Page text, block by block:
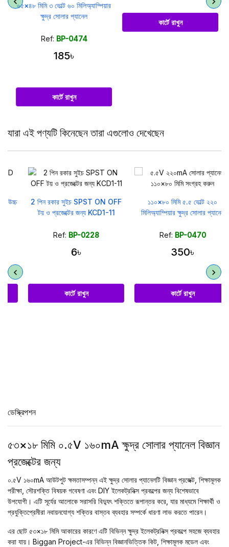
৬৫×৪৮ মিমি ৩ ভোল্ট ৬০ মিলিঅ্যাম্পিয়ার
ক্ষুদ্র সোলার প্যানেল
Ref: BP-0474
185৳
কার্টে রাখুন
কার্টে রাখুন
যারা এই পণ্যটি কিনেছেন তারা এগুলোও দেখেছেন
2 পিন রকার সুইচ SPST ON OFF
টয় ও প্রজেক্টের জন্য KCD1-11
BP-0228
কার্টে রাখুন
১১০×৮০ মিমি ৫.৫ ভোল্ট ২২০
মিলিঅ্যাম্পিয়ার ক্ষুদ্র সোলার প্যানেল
BP-0470
350৳
কার্টে রাখুন
ডেস্ক্রিপশন
৫৩×১৮ মিমি ০.৫V ১৬০mA ক্ষুদ্র সোলার প্যানেল বিজ্ঞান
প্রজেক্টের জন্য
০.৫V ১৬০mA আউটপুট ক্ষমতাসম্পন্ন এই ক্ষুদ্র সোলার প্যানেলটি বিজ্ঞান প্রজেক্ট, শিক্ষামূলক
পরীক্ষা, সৌরশক্তি বিষয়ক গবেষণা এবং DIY ইলেকট্রনিক্স প্রকল্পের জন্য বিশেষভাবে
উপযোগী। এটি সূর্যের আলোকে সরাসরি বিদ্যুৎ শক্তিতে রূপান্তর করে, যার মাধ্যমে শিক্ষার্থী ও
প্রযুক্তিপ্রেমীরা নবায়নযোগ্য শক্তির বাস্তব ব্যবহার সম্পর্কে ধারণা লাভ করতে পারেন।
এর ছোট ৫৩×১৮ মিমি আকারের কারণে এটি বিভিন্ন ক্ষুদ্র ইলেকট্রনিক্স প্রকল্পে সহজে ব্যবহার
করা যায়। Biggan Project-এর বিভিন্ন বিজ্ঞানভিত্তিক কিট, শিক্ষামূলক মডেল এবং